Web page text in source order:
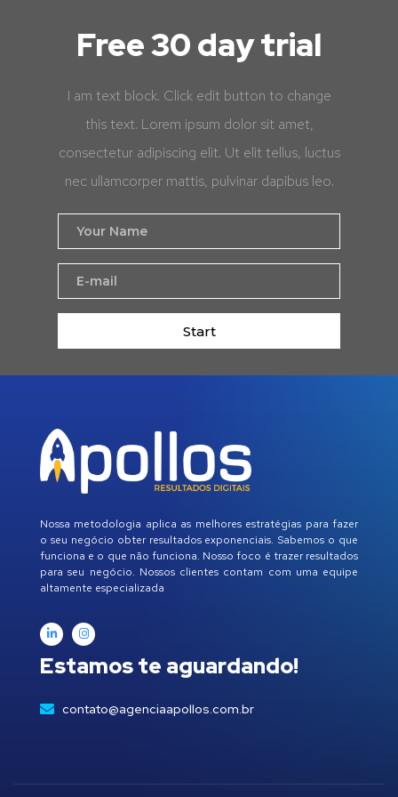
Free 30 day trial
I am text block. Click edit button to change
this text. Lorem ipsum dolor sit amet,
consectetur adipiscing elit. Ut elit tellus, luctus
nec ullamcorper mattis, pulvinar dapibus leo.
Start
Nossa metodologia aplica as melhores estratégias para fazer
o seu negócio obter resultados exponenciais. Sabemos o que
funciona e o que não funciona. Nosso foco é trazer resultados
para seu negócio. Nossos clientes contam com uma equipe
altamente especializada
Estamos te aguardando!
contato@agenciaapollos.com.br